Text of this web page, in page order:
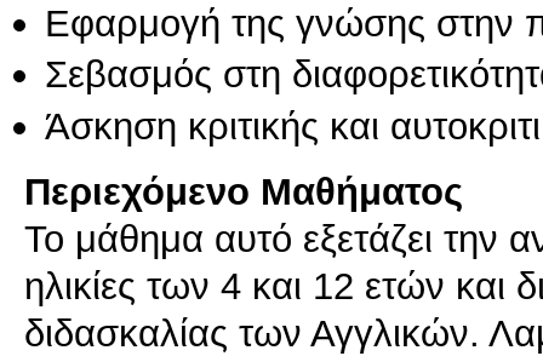
Εφαρμογή της γνώσης στην
Σεβασμός στη
Άσκηση κριτικής και
Περιεχόμενο Μαθήματος
Το μάθημα αυτό εξετάζει την
ηλικίες των 4 και 12 ετών και
διδασκαλίας των Αγγλικών.